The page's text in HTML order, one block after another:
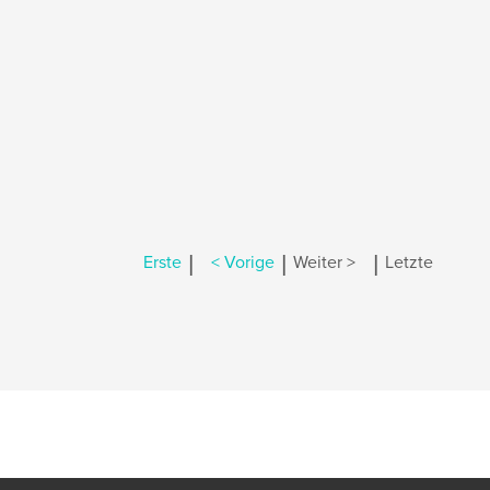
Erste | < Vorige | Weiter > | Letzte